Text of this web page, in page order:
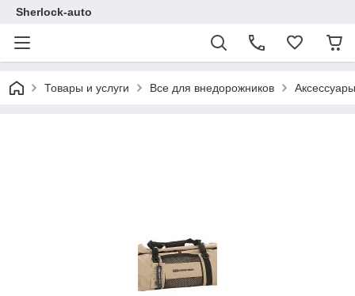
Sherlock-auto
Товары и услуги Все для внедорожников Аксессуары